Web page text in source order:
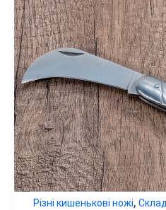
Різні кишенькові ножі,